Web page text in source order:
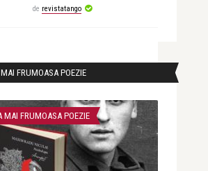
de revistatango
FRUMOASA POEZIE
MAI FRUMOASA POEZIE